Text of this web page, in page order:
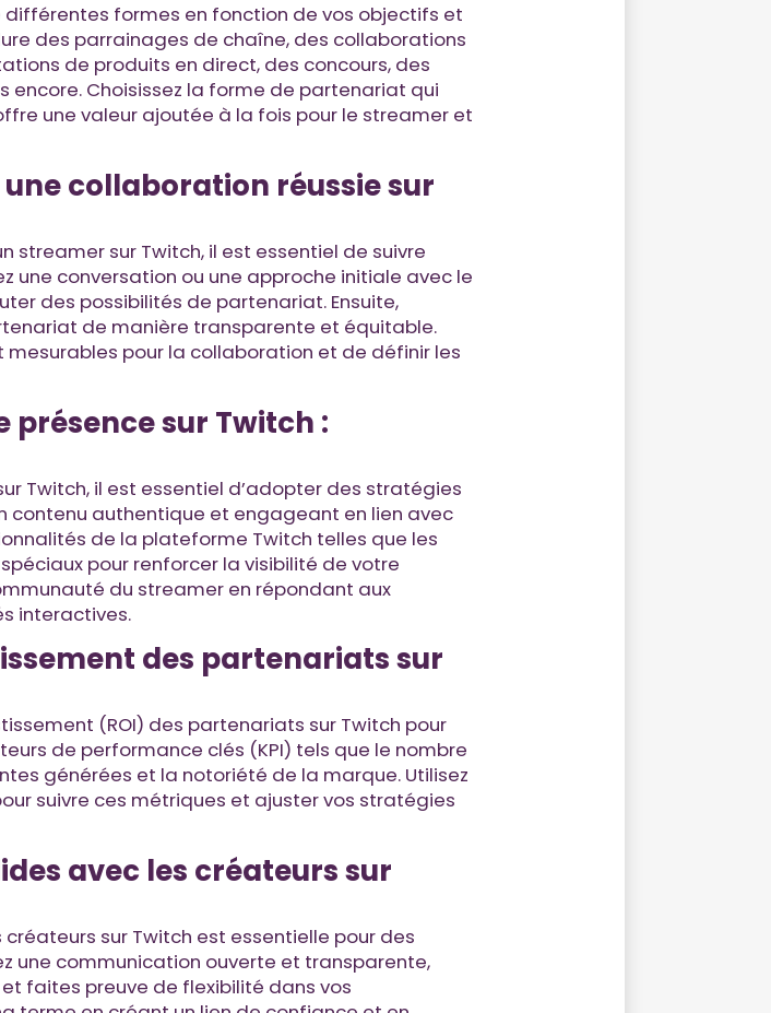
formes en fonction de vos objectifs et
des parrainages de chaîne, des collaborations
de produits en direct, des concours, des
encore. Choisissez la forme de partenariat qui
une valeur ajoutée à la fois pour le streamer et
collaboration réussie sur
streamer sur Twitch, il est essentiel de suivre
une conversation ou une approche initiale avec le
des possibilités de partenariat. Ensuite,
de manière transparente et équitable.
pour la collaboration et de définir les
présence sur Twitch :
Twitch, il est essentiel d’adopter des stratégies
contenu authentique et engageant en lien avec
de la plateforme Twitch telles que les
pour renforcer la visibilité de votre
du streamer en répondant aux
interactives.
des partenariats sur
(ROI) des partenariats sur Twitch pour
de performance clés (KPI) tels que le nombre
générées et la notoriété de la marque. Utilisez
suivre ces métriques et ajuster vos stratégies
avec les créateurs sur
sur Twitch est essentielle pour des
une communication ouverte et transparente,
faites preuve de flexibilité dans vos